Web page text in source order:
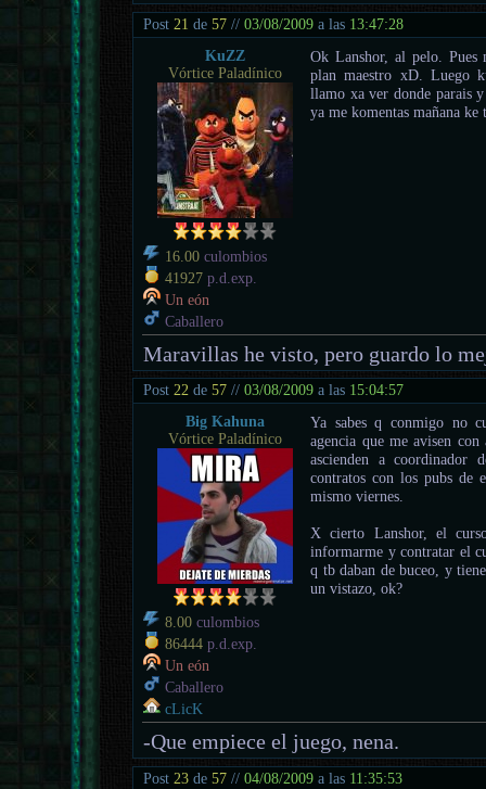
Post 21 de57 //03/08/2009 a las 13:47:28
KuZZ
Vórtice Paladínico
16.00 culombios
41927 p.d.exp.
Un eón
Caballero
Ok Lanshor, al pelo.
plan maestro xD. Luego
llamo xa ver donde parais
ya me komentas mañana ke
Maravillas he visto, pero guardo lo
Post22 de57 //03/08/2009 a las 15:04:57
Big Kahuna
Vórtice Paladínico
8.00 culombios
86444 p.d.exp.
Un eón
Caballero
cLicK
Ya sabes q conmigo no
agencia que me avisen
ascienden a coordinador
contratos con los pubs de
mismo viernes.
X cierto Lanshor, el
informarme y contratar el
q tb daban de buceo, y
un vistazo, ok?
-Que empiece el juego, nena.
Post23 de57 //04/08/2009 a las 11:35:53